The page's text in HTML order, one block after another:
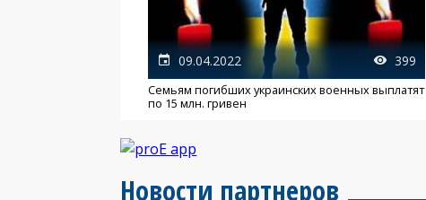
09.04.2022 399
Семьям погибших украинских военных выплатят
по 15 млн. гривен
Новости партнеров